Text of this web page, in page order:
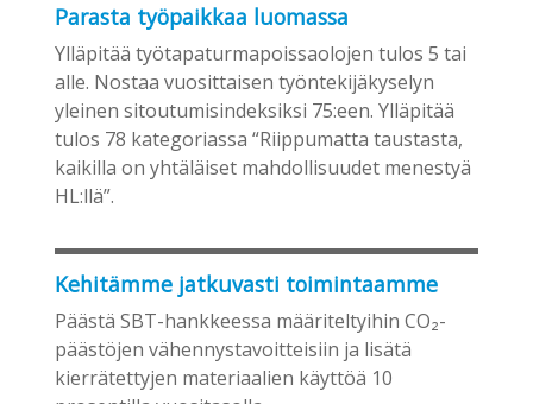
Parasta työpaikkaa luomassa
Ylläpitää työtapaturmapoissaolojen tulos 5 tai
alle. Nostaa vuosittaisen työntekijäkyselyn
yleinen sitoutumisindeksiksi 75:een. Ylläpitää
tulos 78 kategoriassa “Riippumatta taustasta,
kaikilla on yhtäläiset mahdollisuudet menestyä
HL:llä”.
Kehitämme jatkuvasti toimintaamme
Päästä SBT-hankkeessa määriteltyihin CO₂-
päästöjen vähennystavoitteisiin ja lisätä
kierrätettyjen materiaalien käyttöä 10